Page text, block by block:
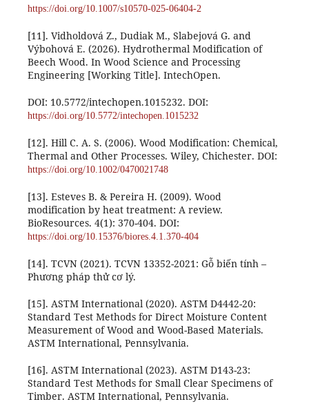
https://doi.org/10.1007/s10570-025-06404-2
[11]. Vidholdová Z., Dudiak M., Slabejová G. and
Výbohová E. (2026). Hydrothermal Modification of
Beech Wood. In Wood Science and Processing
Engineering [Working Title]. IntechOpen.
DOI: 10.5772/intechopen.1015232. DOI:
https://doi.org/10.5772/intechopen.1015232
[12]. Hill C. A. S. (2006). Wood Modification: Chemical,
Thermal and Other Processes. Wiley, Chichester. DOI:
https://doi.org/10.1002/0470021748
[13]. Esteves B. & Pereira H. (2009). Wood
modification by heat treatment: A review.
BioResources. 4(1): 370-404. DOI:
https://doi.org/10.15376/biores.4.1.370-404
[14]. TCVN (2021). TCVN 13352-2021: Gỗ biến tính –
Phương pháp thử cơ lý.
[15]. ASTM International (2020). ASTM D4442-20:
Standard Test Methods for Direct Moisture Content
Measurement of Wood and Wood-Based Materials.
ASTM International, Pennsylvania.
[16]. ASTM International (2023). ASTM D143-23:
Standard Test Methods for Small Clear Specimens of
Timber. ASTM International, Pennsylvania.